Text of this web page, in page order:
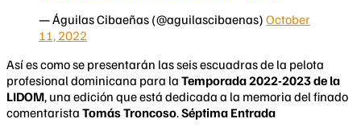
— Águilas Cibaeñas (@aguilascibaenas) October
11, 2022
Así es como se presentarán las seis escuadras de la pelota
profesional dominicana para la Temporada 2022-2023 de la
LIDOM, una edición que está dedicada a la memoria del finado
comentarista Tomás Troncoso.Séptima Entrada